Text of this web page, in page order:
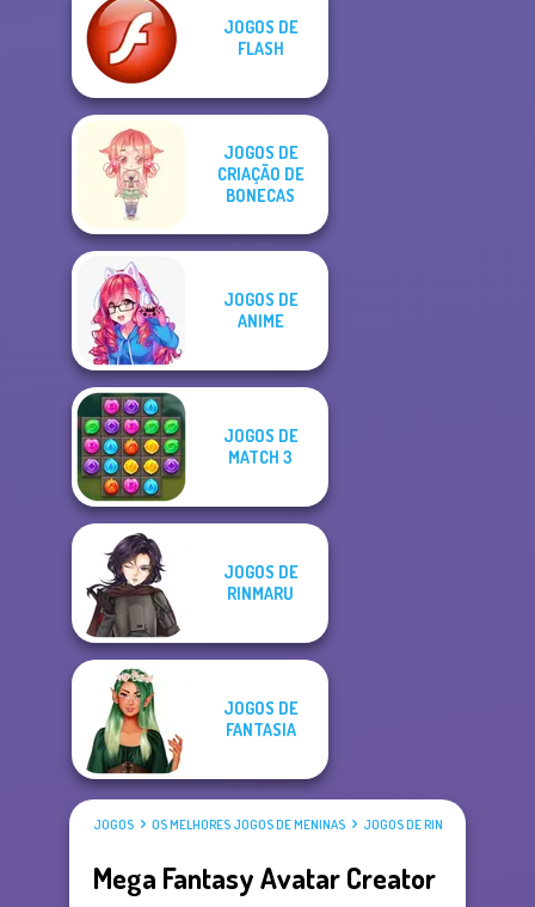
JOGOS DE
FLASH
JOGOS DE
CRIAÇÃO DE
BONECAS
JOGOS DE
ANIME
JOGOS DE
MATCH 3
JOGOS DE
RINMARU
JOGOS DE
FANTASIA
JOGOS OS MELHORES JOGOS DE MENINAS JOGOS DE RINMARU
Mega Fantasy Avatar Creator